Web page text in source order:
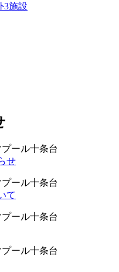
ール十条台
せ
ール十条台
て
ール十条台
ール十条台